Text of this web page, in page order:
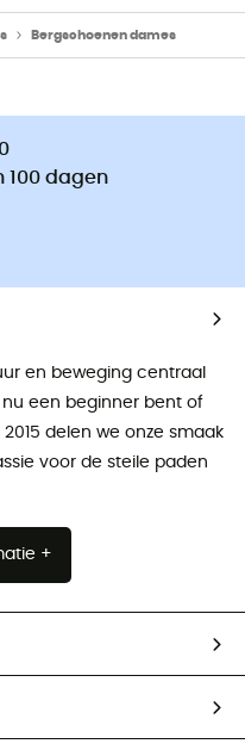
Bergschoenen dames
100 dagen
en beweging centraal
een beginner bent of
delen we onze smaak
voor de steile paden
+